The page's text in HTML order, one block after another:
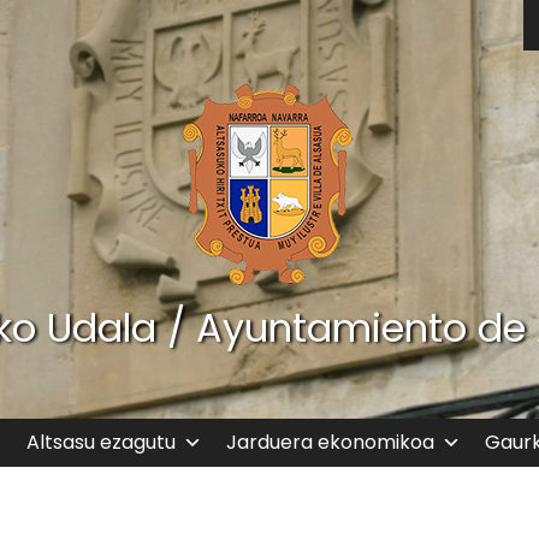
Udala / Ayuntamiento de
Altsasu ezagutu Jarduera ekonomikoa